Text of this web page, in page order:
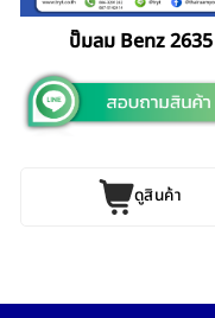
ปั๊มลม Benz 2635
ดูสินค้า